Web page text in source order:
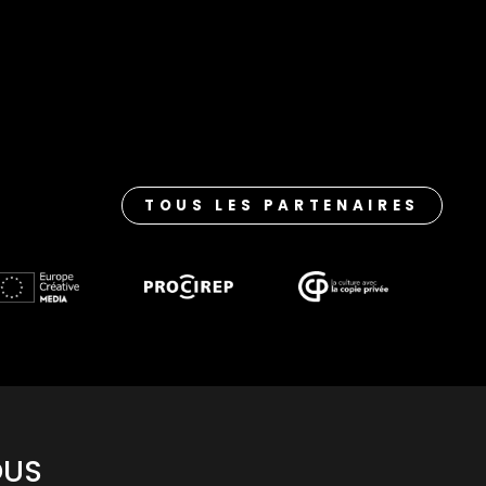
TOUS LES PARTENAIRES